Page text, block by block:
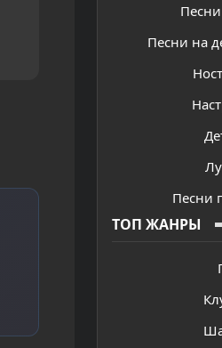
Песни на
Песни
ТОП ЖАНРЫ